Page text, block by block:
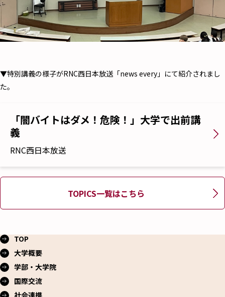
▼特別講義の様子がRNC西日本放送「news every」にて紹介されまし
た。
「闇バイトはダメ！危険！」大学で出前講
義
RNC西日本放送
TOPICS一覧はこちら
TOP
大学概要
学部・大学院
国際交流
社会連携